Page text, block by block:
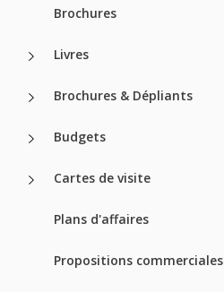
Brochures
Livres
Brochures & Dépliants
Budgets
Cartes de visite
Plans d'affaires
Propositions commerciales